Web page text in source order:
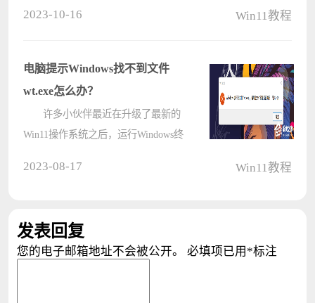
整理的几种完美解决办法吧，希
2023-10-16 Win11教程
电脑提示Windows找不到文件
wt.exe怎么办？
许多小伙伴最近在升级了最新的
Win11操作系统之后，运行Windows终
2023-08-17 Win11教程
发表回复
您的电子邮箱地址不会被公开。 必填项已用 *标注